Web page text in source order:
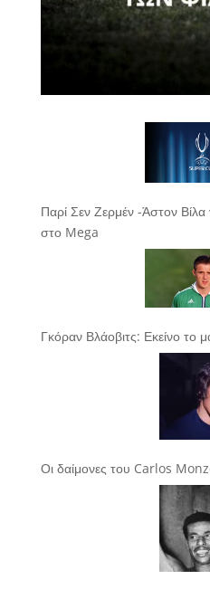
Παρί Σεν Ζερμέν -Άστον
στο Mega
Γκόραν Βλάοβιτς: Εκείνο το
Οι δαίμονες του Carlos